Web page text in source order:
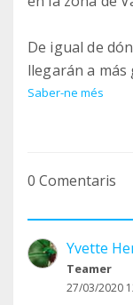
De igual de
llegarán a
a sus peludos.
1
2
https://
Saber-ne més
0 Comentaris
Yvette
Teamer
27/03/2020